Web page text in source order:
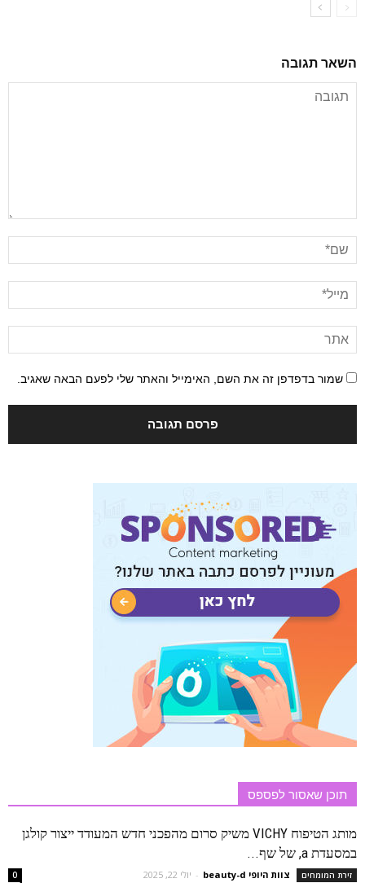
השאר תגובה
שמור בדפדפן זה את השם, האימייל והאתר שלי לפעם הבאה שאגיב.
תוכן שאסור לפספס
מותג הטיפוח VICHY משיק סרום מהפכני חדש המעודד ייצור קולגן
במסעדת a, של שף...
זירת המומחים צוות היופי beauty-d - יולי 22, 2025 0